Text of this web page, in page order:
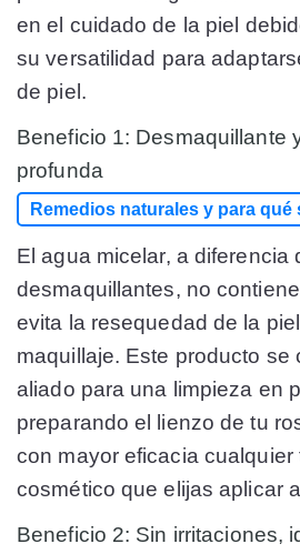
en el cuidado de la piel
su versatilidad para
de piel.
Beneficio 1: Desmaquillante
profunda
Remedios naturales y para qué
El agua micelar, a diferencia
desmaquillantes, no
evita la resequedad de la
maquillaje. Este producto se
aliado para una limpieza en
preparando el lienzo de tu
con mayor eficacia cualquier
cosmético que elijas aplicar
Beneficio 2: Sin irritaciones,